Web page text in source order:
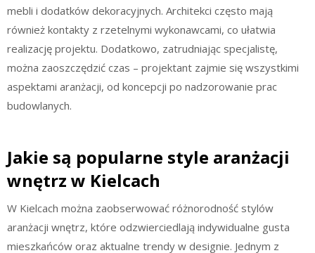
mebli i dodatków dekoracyjnych. Architekci często mają
również kontakty z rzetelnymi wykonawcami, co ułatwia
realizację projektu. Dodatkowo, zatrudniając specjalistę,
można zaoszczędzić czas – projektant zajmie się wszystkimi
aspektami aranżacji, od koncepcji po nadzorowanie prac
budowlanych.
Jakie są popularne style aranżacji
wnętrz w Kielcach
W Kielcach można zaobserwować różnorodność stylów
aranżacji wnętrz, które odzwierciedlają indywidualne gusta
mieszkańców oraz aktualne trendy w designie. Jednym z